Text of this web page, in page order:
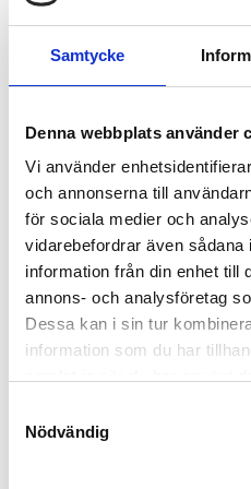
Samtycke
Denna webbplats använder
Vi använder
och annonserna till
för sociala medier och
vidarebefordrar även sådana
information från din enhet till
annons- och analysföretag
Dessa kan i sin tur
information som du har
Nödvändig
Kontrollpanel: LED-indikatorer
RELATERADE